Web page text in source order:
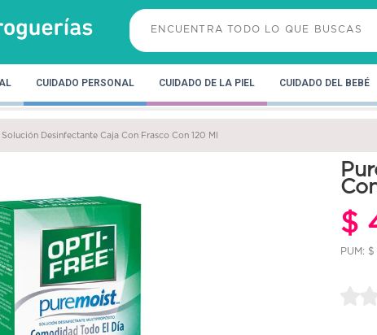
CUIDADO PERSONAL CUIDADO DE LA PIEL CUIDADO DEL BEBÉ
Solución Desinfectante Caja Con Frasco Con 120 Ml
$
PUM: $